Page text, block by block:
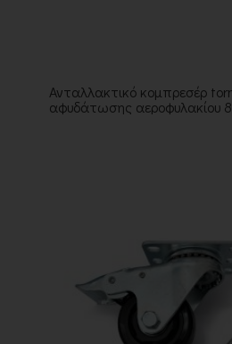
Ανταλλακτικό κομπρεσέρ
αφυδάτωσης αεροφυλακίου